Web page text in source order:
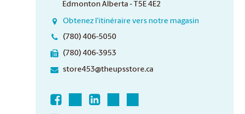
Edmonton Alberta - T5E 4E2
Obtenez l'itinéraire vers notre magasin
(780) 406-5050
(780) 406-3953
store453@theupsstore.ca